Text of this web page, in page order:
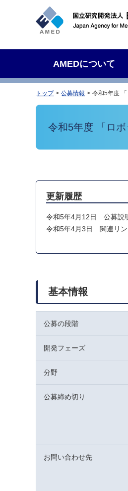
AMEDについて
トップ 公募情報 令和5年度
令和5年度 「ロ
更新履歴
令和5年4月12日 公募説
令和5年4月3日 関連リン
基本情報
公募の段階
開発フェーズ
分野
公募締め切り
お問い合わせ先